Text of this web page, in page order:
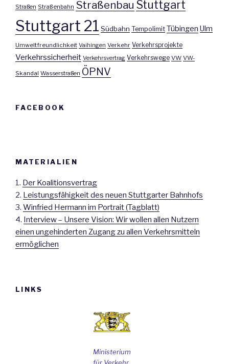
Straßen Straßenbahn Straßenbau Stuttgart
Stuttgart 21 Südbahn Tempolimit Tübingen Ulm
Umweltfreundlichkeit Vaihingen Verkehr Verkehrsprojekte
Verkehrssicherheit Verkehrsvertrag Verkehrswege VW VW-
Skandal Wasserstraßen ÖPNV
FACEBOOK
MATERIALIEN
1. Der Koalitionsvertrag
2. Leistungsfähigkeit des neuen Stuttgarter Bahnhofs
3. Winfried Hermann im Portrait (Tagblatt)
4. Interview – Unsere Vision: Wir wollen allen Nutzern
einen ungehinderten Zugang zu allen Verkehrsmitteln
ermöglichen
LINKS
Ministerium